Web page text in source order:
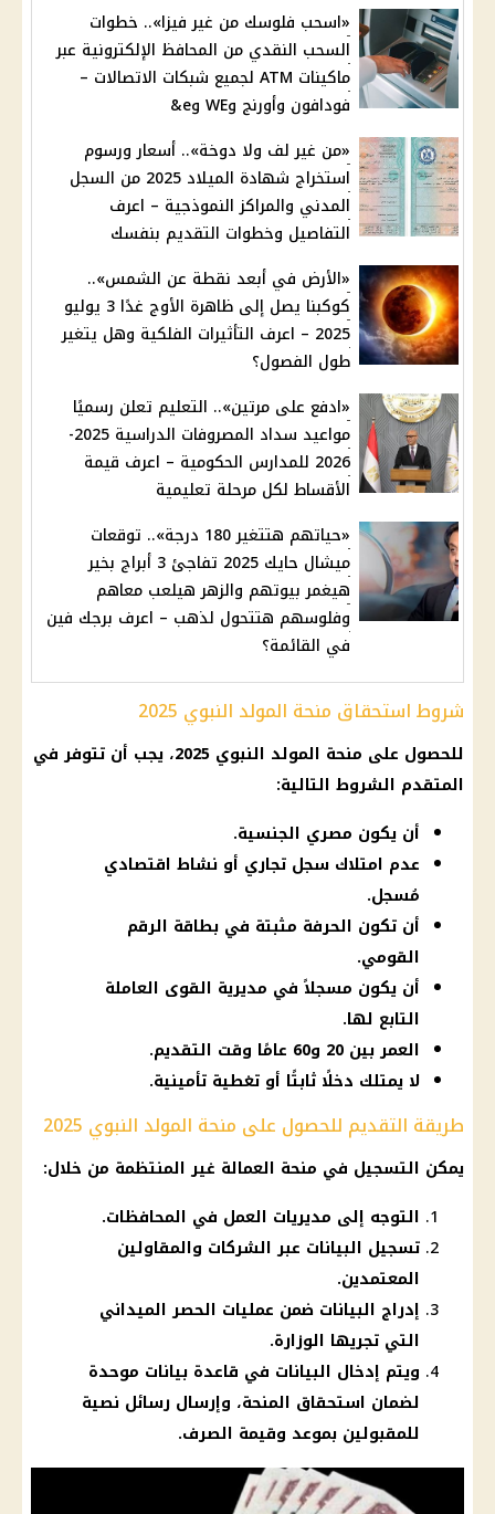
«اسحب فلوسك من غير فيزا».. خطوات
السحب النقدي من المحافظ الإلكترونية عبر
ماكينات ATM لجميع شبكات الاتصالات –
فودافون وأورنج وWE وe&
«من غير لف ولا دوخة».. أسعار ورسوم
استخراج شهادة الميلاد 2025 من السجل
المدني والمراكز النموذجية – اعرف
التفاصيل وخطوات التقديم بنفسك
«الأرض في أبعد نقطة عن الشمس»..
كوكبنا يصل إلى ظاهرة الأوج غدًا 3 يوليو
2025 – اعرف التأثيرات الفلكية وهل يتغير
طول الفصول؟
«ادفع على مرتين».. التعليم تعلن رسميًا
مواعيد سداد المصروفات الدراسية 2025-
2026 للمدارس الحكومية – اعرف قيمة
الأقساط لكل مرحلة تعليمية
«حياتهم هتتغير 180 درجة».. توقعات
ميشال حايك 2025 تفاجئ 3 أبراج بخير
هيغمر بيوتهم والزهر هيلعب معاهم
وفلوسهم هتتحول لذهب – اعرف برجك فين
في القائمة؟
شروط استحقاق منحة المولد النبوي 2025
للحصول على منحة المولد النبوي 2025، يجب أن تتوفر في
المتقدم الشروط التالية:
أن يكون مصري الجنسية.
عدم امتلاك سجل تجاري أو نشاط اقتصادي
مُسجل.
أن تكون الحرفة مثبتة في بطاقة الرقم
القومي.
أن يكون مسجلاً في مديرية القوى العاملة
التابع لها.
العمر بين 20 و60 عامًا وقت التقديم.
لا يمتلك دخلًا ثابتًا أو تغطية تأمينية.
طريقة التقديم للحصول على منحة المولد النبوي 2025
يمكن التسجيل في منحة العمالة غير المنتظمة من خلال:
التوجه إلى مديريات العمل في المحافظات.
تسجيل البيانات عبر الشركات والمقاولين
المعتمدين.
إدراج البيانات ضمن عمليات الحصر الميداني
التي تجريها الوزارة.
ويتم إدخال البيانات في قاعدة بيانات موحدة
لضمان استحقاق المنحة، وإرسال رسائل نصية
للمقبولين بموعد وقيمة الصرف.